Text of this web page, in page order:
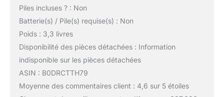
Piles incluses ? : Non
Batterie(s) / Pile(s) requise(s) : Non
Poids : 3,3 livres
Disponibilité des pièces détachées : Information
indisponible sur les pièces détachées
ASIN : B0DRCTTH79
Moyenne des commentaires client : 4,6 sur 5 étoiles